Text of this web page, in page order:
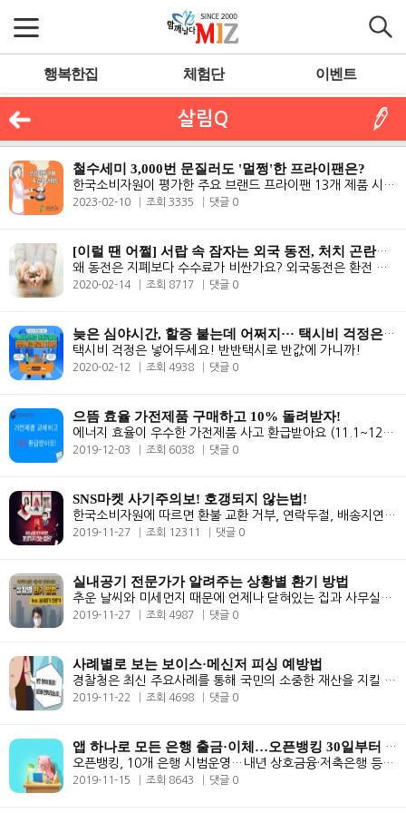
행복한집 체험단 이벤트
살림Q
철수세미 3,000번 문질러도 '멀쩡'한 프라이팬은?
한국소비자원이 평가한 주요 브랜드 프라이팬 13개 제품 시험평가 결과. 안..
2023-02-10 조회 3335 댓글 0
[이럴 땐 어쩔] 서랍 속 잠자는 외국 동전, 처치 곤란일 땐 어쩔?
왜 동전은 지폐보다 수수료가 비싼가요? 외국동전은 환전 후 해당 국가로 ..
2020-02-14 조회 8717 댓글 0
늦은 심야시간, 할증 붙는데 어쩌지··· 택시비 걱정은 넣어두세요!
택시비 걱정은 넣어두세요! 반반택시로 반값에 가니까!
2020-02-12 조회 4938 댓글 0
으뜸 효율 가전제품 구매하고 10% 돌려받자!
에너지 효율이 우수한 가전제품 사고 환급받아요 (11.1~12.31)
2019-12-03 조회 6038 댓글 0
SNS마켓 사기주의보! 호갱되지 않는법!
한국소비자원에 따르면 환불 교환 거부, 연락두절, 배송지연 등 최근 3년간..
2019-11-27 조회 12311 댓글 0
실내공기 전문가가 알려주는 상황별 환기 방법
추운 날씨와 미세먼지 때문에 언제나 닫혀있는 집과 사무실의 창문. 그런데..
2019-11-27 조회 4987 댓글 0
사례별로 보는 보이스·메신저 피싱 예방법
경찰청은 최신 주요사례를 통해 국민의 소중한 재산을 지킬 수 있는 피해 ..
2019-11-22 조회 4698 댓글 0
앱 하나로 모든 은행 출금·이체…오픈뱅킹 30일부터 가동
오픈뱅킹, 10개 은행 시범운영…내년 상호금융·저축은행 등 제2금융권 확..
2019-11-15 조회 8643 댓글 0